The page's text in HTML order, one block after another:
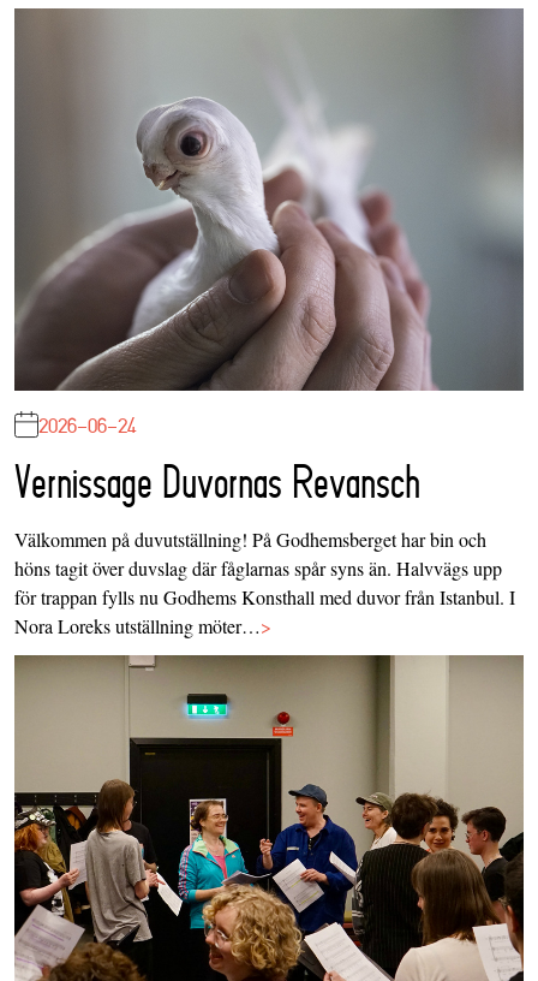
2026-06-24
Vernissage Duvornas Revansch
Välkommen på duvutställning! På Godhemsberget har bin och
höns tagit över duvslag där fåglarnas spår syns än. Halvvägs upp
för trappan fylls nu Godhems Konsthall med duvor från Istanbul. I
Nora Loreks utställning möter…>